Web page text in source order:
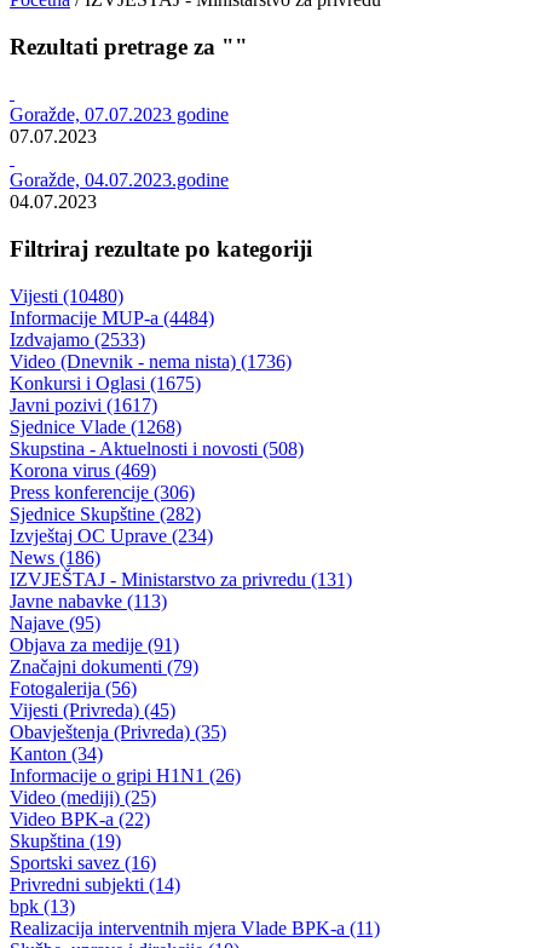
IZVJEŠTAJ - Ministarstvo za privredu
Rezultati pretrage za ""